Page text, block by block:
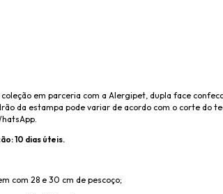
coleção em parceria com a Alergipet, dupla face
da estampa pode variar de acordo com o corte do
10 dias úteis.
com 28 e 30 cm de pescoço;